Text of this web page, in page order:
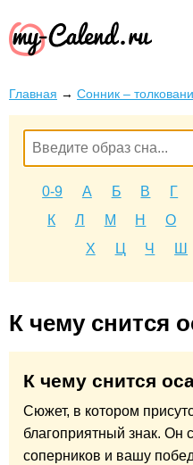
Главная → Сонник –
0-9 А Б В Г
К
Л М Н О
Х
Ц Ч Ш
К чему снится
К чему снится
Сюжет, в котором
благоприятный знак. Он
соперников и вашу